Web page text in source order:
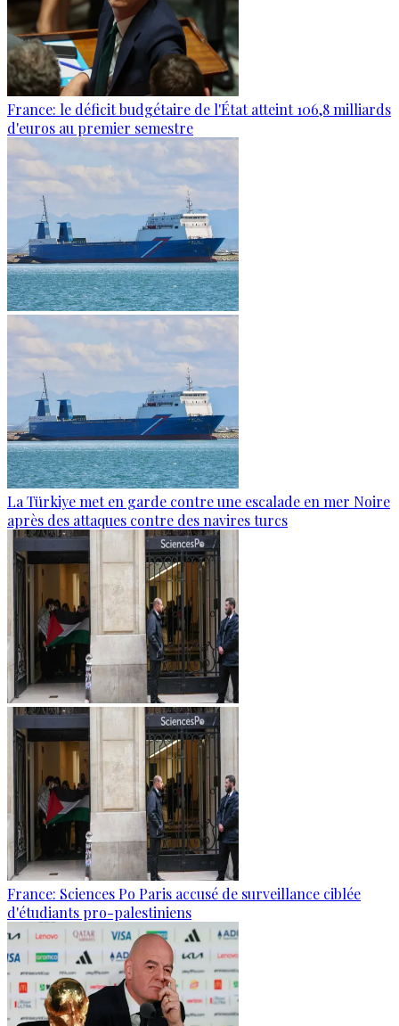
France: le déficit budgétaire de l'État atteint 106,8 milliards
d'euros au premier semestre
La Türkiye met en garde contre une escalade en mer Noire
après des attaques contre des navires turcs
France: Sciences Po Paris accusé de surveillance ciblée
d'étudiants pro-palestiniens